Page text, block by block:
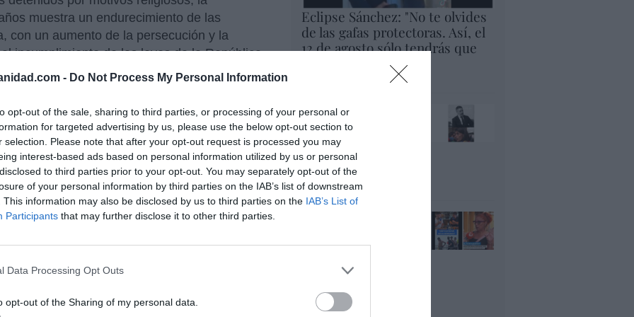
- Do Not Process My Personal Information
opt-out of the sale, sharing to third parties, or processing of your personal or
for targeted advertising by us, please use the below opt-out section to
selection. Please note that after your opt-out request is processed you may
interest-based ads based on personal information utilized by us or personal
to third parties prior to your opt-out. You may separately opt-out of the
of your personal information by third parties on the IAB’s list of downstream
This information may also be disclosed by us to third parties on the IAB’s List of
Participants that may further disclose it to other third parties.
Data Processing Opt Outs
opt-out of the Sharing of my personal data.
muestra un endurecimiento de las
con un aumento de la persecución y la
incumplimiento de las leyes de la República
religiosa en Irán siguen siendo muy
Attieh Fard(política y abogada radicada
ha comentado paraAsiaNewslo que va a
en Irán: “Muchos consideran que
régimen sea más estable, y a perpetuar la
todo, seguirán siendo perseguidos -
sigue sujeta a la Sharía, y por lo tanto los
siendo maltratados”, como ha
arrestos y penas de cárcel. “Muchos
han expresado tristeza, rabia y una
ha pedido un cambio de régimen y no
naturaleza puramente financiera y se
“En mi opinión, es demasiado pronto
Eclipse Sánchez: "No te olvides
de las gafas protectoras. Así, el
12 de agosto sólo tendrás que
Vox pide devolver a los
hijos con sus padres...
y es fascista...el PNV
opina lo mismo... y es
progresista
Redacción
abandonado a su país,
porque Ceuta es
España. Tenemos un
Gobierno en
connivencia con